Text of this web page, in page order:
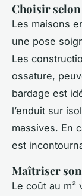
Choisir selon
Les maisons
une pose
Les
ossature,
bardage est
l’enduit sur
massives. En
est
Maîtriser
Le coût au m²